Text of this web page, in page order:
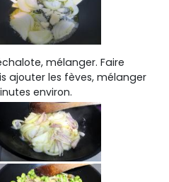
mélanger. Faire
ajouter les fèves, mélanger
environ.